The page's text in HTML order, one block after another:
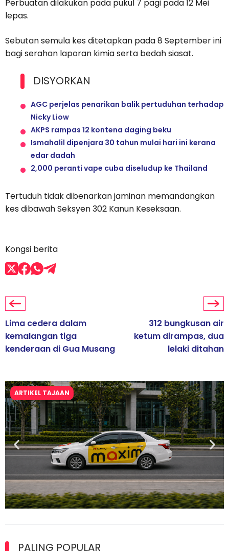
Perbuatan dilakukan pada pukul 7 pagi pada 12 Mei
lepas.
Sebutan semula kes ditetapkan pada 8 September ini
bagi serahan laporan kimia serta bedah siasat.
DISYORKAN
AGC perjelas penarikan balik pertuduhan terhadap
Nicky Liow
AKPS rampas 12 kontena daging beku
Ismahalil dipenjara 30 tahun mulai hari ini kerana
edar dadah
2,000 peranti vape cuba diseludup ke Thailand
Tertuduh tidak dibenarkan jaminan memandangkan
kes dibawah Seksyen 302 Kanun Keseksaan.
Kongsi berita
Lima cedera dalam
kemalangan tiga
kenderaan di Gua Musang
312 bungkusan air
ketum dirampas, dua
lelaki ditahan
ARTIKEL TAJAAN
lesen separuh pertama 2026
PALING POPULAR